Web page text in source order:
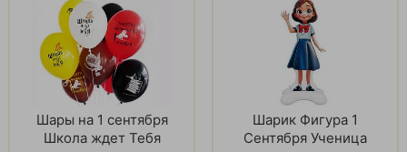
Шары на 1 сентября
Школа ждет Тебя
Шарик Фигура 1
Сентября Ученица